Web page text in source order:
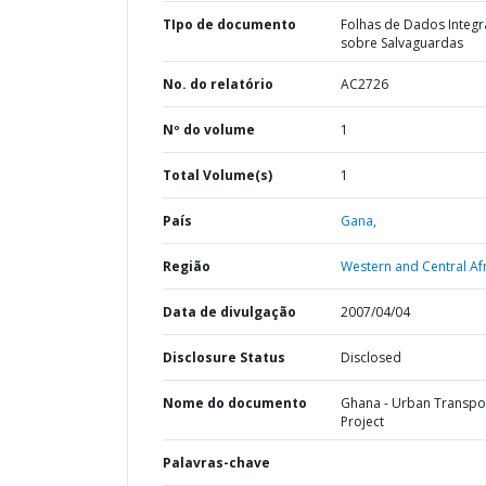
TIpo de documento
Folhas de Dados
sobre Salvaguardas
No. do relatório AC2726
Nº do volume 1
Total Volume(s) 1
País Gana,
Região Western and Central
Data de divulgação 2007/04/04
Disclosure Status Disclosed
Nome do documento
Ghana - Urban
Project
Palavras-chave